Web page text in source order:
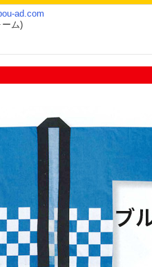
ad.com
ーム)